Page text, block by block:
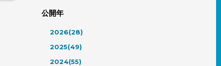
公開年
2026(28)
2025(49)
2024(55)